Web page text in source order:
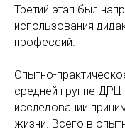
Третий этап был
использования
профессий.
Опытно-
средней группе
исследовании
жизни. Всего в